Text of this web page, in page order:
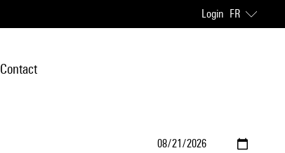
Login FR
Contact